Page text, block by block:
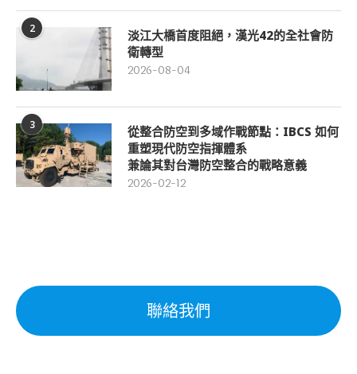
2
淡江大橋首度阻絕，漢光42的全社會防
衛轉型
2026-08-04
3
從整合防空到多域作戰節點：IBCS 如何
重塑現代防空指揮體系
兼論其對台灣防空整合的戰略意義
2026-02-12
聯絡我們